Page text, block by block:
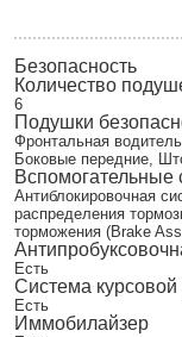
Безопасность
Количество
6
Подушки
Фронтальная
Боковые передние,
Антиблокировочная
распределения
торможения (Brake
Есть
Система курсовой
Есть
Иммобилайзер